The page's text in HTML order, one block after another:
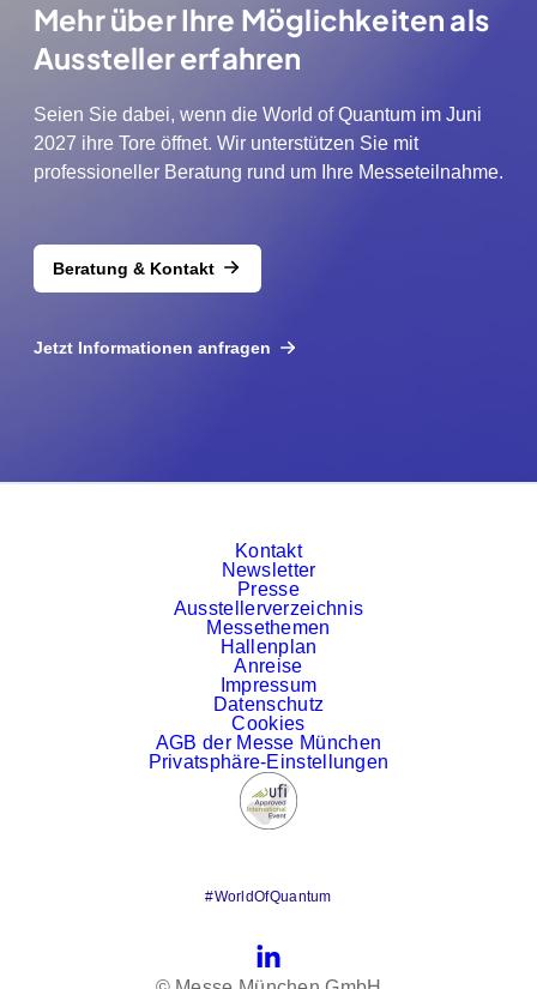
Mehr über Ihre Möglichkeiten als
Aussteller erfahren
Seien Sie dabei, wenn die World of Quantum im Juni
2027 ihre Tore öffnet. Wir unterstützen Sie mit
professioneller Beratung rund um Ihre Messeteilnahme.
Beratung & Kontakt
Jetzt Informationen anfragen
Kontakt
Newsletter
Presse
Ausstellerverzeichnis
Messethemen
Hallenplan
Anreise
Impressum
Datenschutz
Cookies
AGB der Messe München
Privatsphäre-Einstellungen
#WorldOfQuantum
LinkedIn